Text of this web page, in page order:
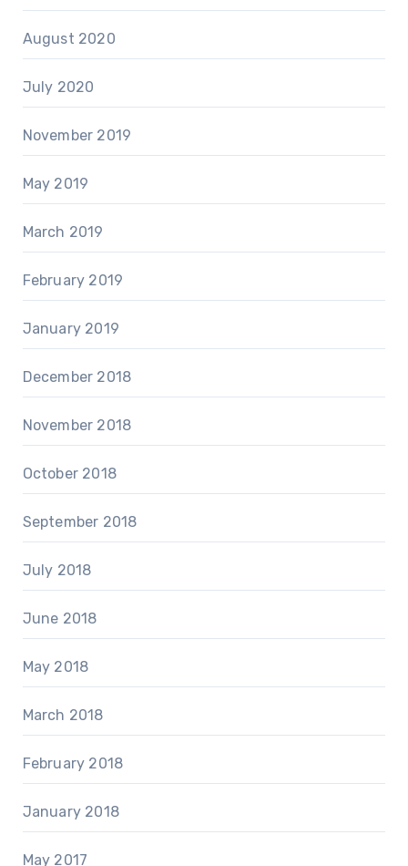
August 2020
July 2020
November 2019
May 2019
March 2019
February 2019
January 2019
December 2018
November 2018
October 2018
September 2018
July 2018
June 2018
May 2018
March 2018
February 2018
January 2018
May 2017